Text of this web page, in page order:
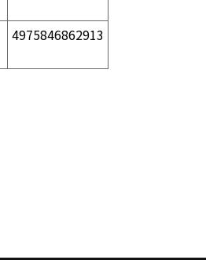
4975846862913